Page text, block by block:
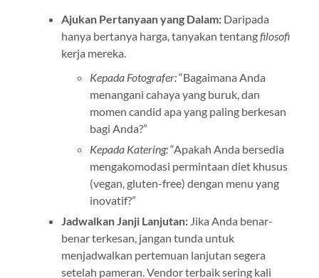
Ajukan Pertanyaan yang Dalam:Daripada
hanya bertanya harga, tanyakan tentangfilosofi
kerja mereka.
Kepada Fotografer:“Bagaimana Anda
menangani cahaya yang buruk, dan
momen candid apa yang paling berkesan
bagi Anda?”
Kepada Katering:“Apakah Anda bersedia
mengakomodasi permintaan diet khusus
(vegan, gluten-free) dengan menu yang
inovatif?”
Jadwalkan Janji Lanjutan:Jika Anda benar-
benar terkesan, jangan tunda untuk
menjadwalkan pertemuan lanjutan segera
setelah pameran. Vendor terbaik sering kali